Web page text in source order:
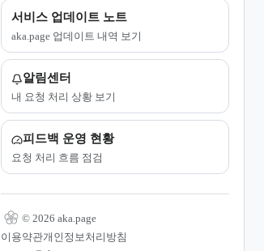
서비스 업데이트 노트
aka.page 업데이트 내역 보기
알림센터
내 요청 처리 상황 보기
피드백 운영 현황
요청 처리 흐름 점검
© 2026 aka.page
이용약관개인정보처리방침